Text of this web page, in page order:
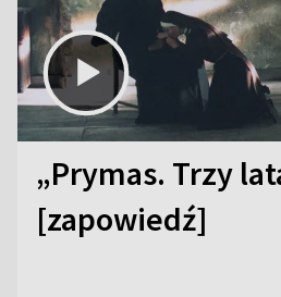
„Prymas. Trzy
[zapowiedź]